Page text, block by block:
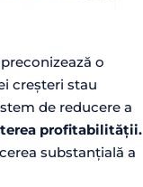
preconizează o
creșteri stau
de reducere a
profitabilității.
substanțială a